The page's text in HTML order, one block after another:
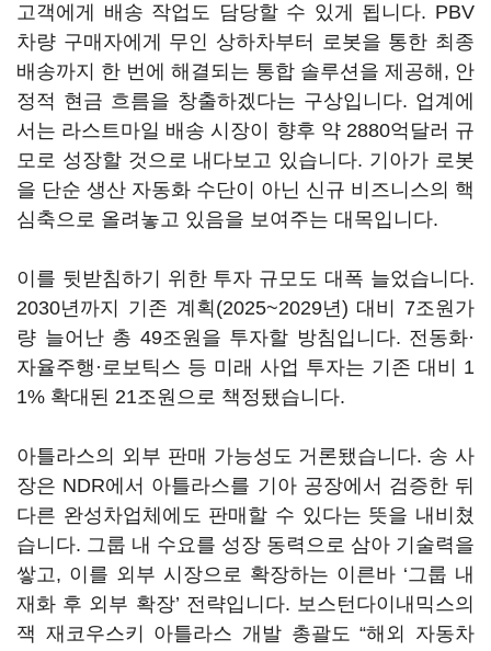
고객에게 배송 작업도 담당할 수 있게 됩니다. PBV
차량 구매자에게 무인 상하차부터 로봇을 통한 최종
배송까지 한 번에 해결되는 통합 솔루션을 제공해, 안
정적 현금 흐름을 창출하겠다는 구상입니다. 업계에
서는 라스트마일 배송 시장이 향후 약 2880억달러 규
모로 성장할 것으로 내다보고 있습니다. 기아가 로봇
을 단순 생산 자동화 수단이 아닌 신규 비즈니스의 핵
심축으로 올려놓고 있음을 보여주는 대목입니다.
이를 뒷받침하기 위한 투자 규모도 대폭 늘었습니다.
2030년까지 기존 계획(2025~2029년) 대비 7조원가
량 늘어난 총 49조원을 투자할 방침입니다. 전동화·
자율주행·로보틱스 등 미래 사업 투자는 기존 대비 1
1% 확대된 21조원으로 책정됐습니다.
아틀라스의 외부 판매 가능성도 거론됐습니다. 송 사
장은 NDR에서 아틀라스를 기아 공장에서 검증한 뒤
다른 완성차업체에도 판매할 수 있다는 뜻을 내비쳤
습니다. 그룹 내 수요를 성장 동력으로 삼아 기술력을
쌓고, 이를 외부 시장으로 확장하는 이른바 ‘그룹 내
재화 후 외부 확장’ 전략입니다. 보스턴다이내믹스의
잭 재코우스키 아틀라스 개발 총괄도 “해외 자동차